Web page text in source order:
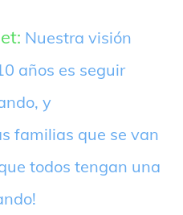
Nuestra visión
años es seguir
y
familias que se van
todos tengan una